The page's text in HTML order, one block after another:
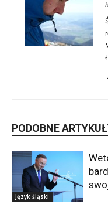
PODOBNE
Język śląski